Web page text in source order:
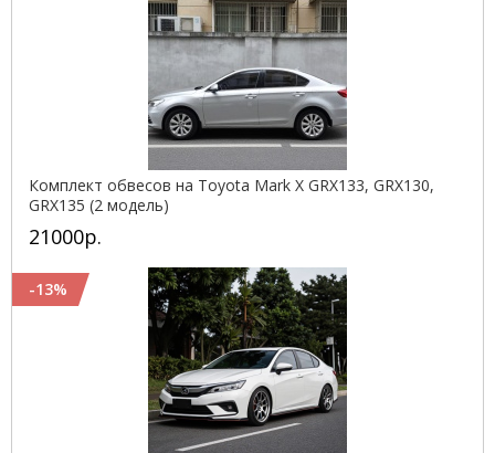
Комплект обвесов на Toyota Mark X GRX133, GRX130,
GRX135 (2 модель)
21000р.
-13%